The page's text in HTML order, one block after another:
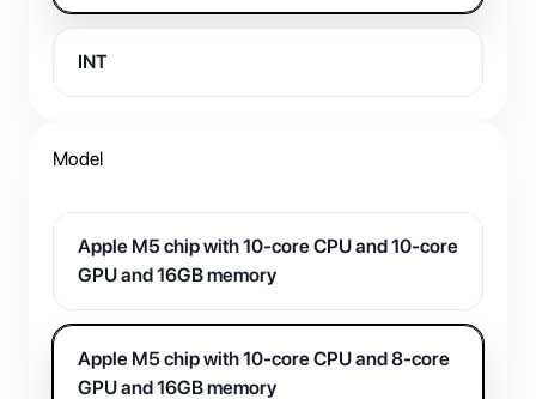
INT
Model
Apple M5 chip with 10-core CPU and 10-core
GPU and 16GB memory
Apple M5 chip with 10-core CPU and 8-core
GPU and 16GB memory